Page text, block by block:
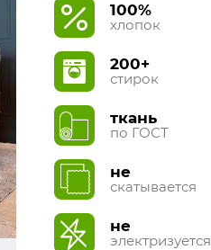
100%
хлопок
200+
стирок
ткань
по ГОСТ
не
скатывается
не
электризуется